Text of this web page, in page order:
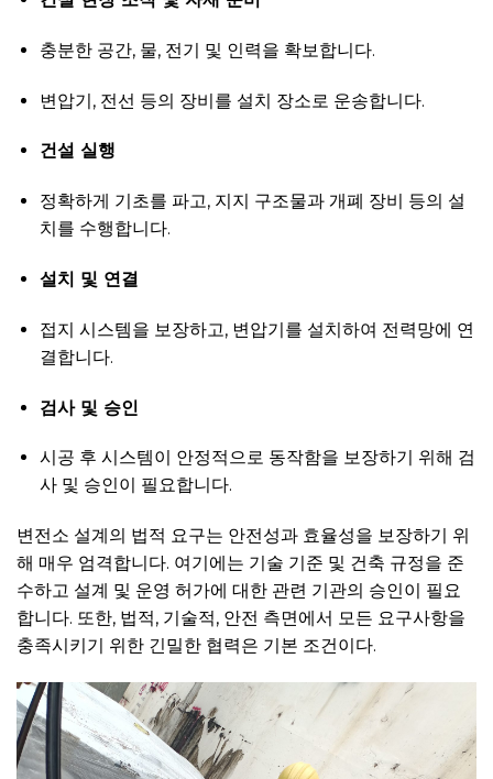
충분한 공간, 물, 전기 및 인력을 확보합니다.
변압기, 전선 등의 장비를 설치 장소로 운송합니다.
건설 실행
정확하게 기초를 파고, 지지 구조물과 개폐 장비 등의 설
치를 수행합니다.
설치 및 연결
접지 시스템을 보장하고, 변압기를 설치하여 전력망에 연
결합니다.
검사 및 승인
시공 후 시스템이 안정적으로 동작함을 보장하기 위해 검
사 및 승인이 필요합니다.
변전소 설계의 법적 요구는 안전성과 효율성을 보장하기 위
해 매우 엄격합니다. 여기에는 기술 기준 및 건축 규정을 준
수하고 설계 및 운영 허가에 대한 관련 기관의 승인이 필요
합니다. 또한, 법적, 기술적, 안전 측면에서 모든 요구사항을
충족시키기 위한 긴밀한 협력은 기본 조건이다.